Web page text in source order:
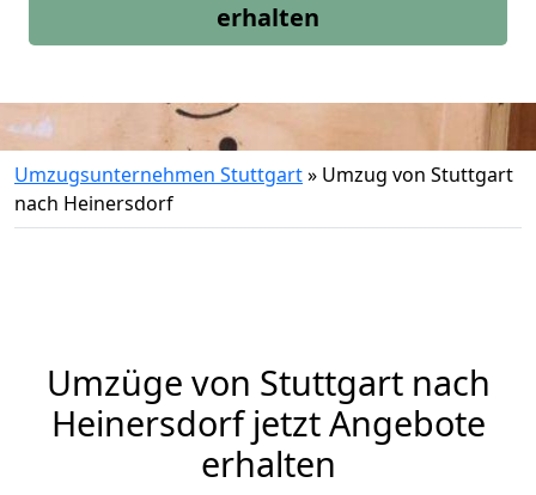
erhalten
Umzugsunternehmen Stuttgart» Umzug von Stuttgart
nach Heinersdorf
Umzüge von Stuttgart nach
Heinersdorf jetzt Angebote
erhalten